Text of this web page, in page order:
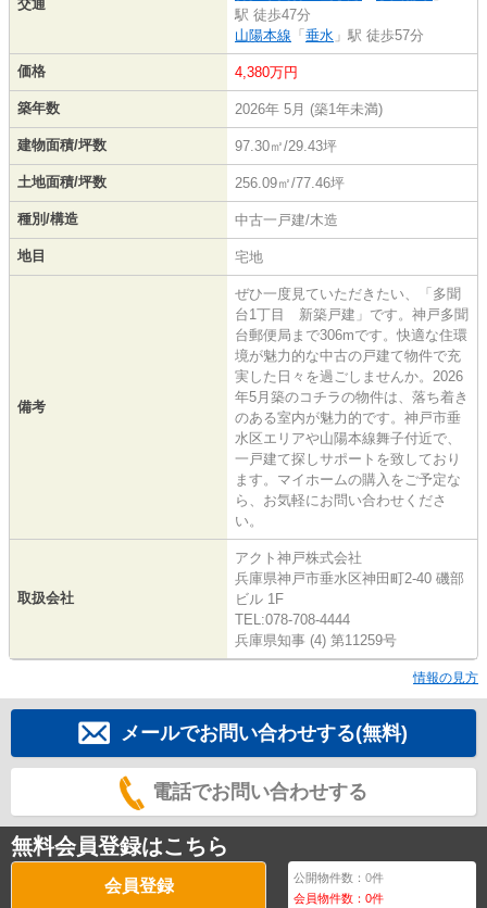
交通
駅 徒歩47分
山陽本線 「 垂水 」駅 徒歩57分
価格 4,380万円
築年数 2026年 5月 (築1年未満)
建物面積/坪数 97.30㎡/29.43坪
土地面積/坪数 256.09㎡/77.46坪
種別/構造 中古一戸建/木造
地目 宅地
備考
ぜひ一度見ていただきたい、「多聞
台1丁目 新築戸建」です。神戸多聞
台郵便局まで306mです。快適な住環
境が魅力的な中古の戸建て物件で充
実した日々を過ごしませんか。2026
年5月築のコチラの物件は、落ち着き
のある室内が魅力的です。神戸市垂
水区エリアや山陽本線舞子付近で、
一戸建て探しサポートを致しており
ます。マイホームの購入をご予定な
ら、お気軽にお問い合わせくださ
い。
取扱会社
アクト神戸株式会社
兵庫県神戸市垂水区神田町2-40 磯部
ビル 1F
TEL:078-708-4444
兵庫県知事 (4) 第11259号
情報の見方
メールでお問い合わせする(無料)
電話でお問い合わせする
無料会員登録はこちら
会員登録 公開物件数：0件
会員物件数：0件